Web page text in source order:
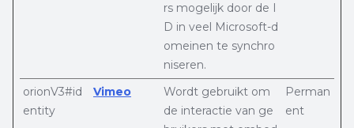
rs mogelijk door de I
D in veel Microsoft-d
omeinen te synchro
niseren.
orionV3#id
entity
Vimeo
Wordt gebruikt om
de interactie van ge
Perman
ent